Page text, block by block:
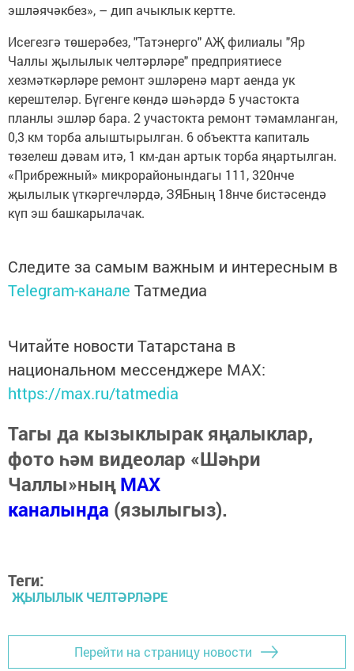
эшләячәкбез», – дип ачыклык кертте.
Исегезгә төшерәбез, "Татэнерго" АҖ филиалы "Яр
Чаллы җылылык челтәрләре" предприятиесе
хезмәткәрләре ремонт эшләренә март аенда ук
керештеләр. Бүгенге көндә шәһәрдә 5 участокта
планлы эшләр бара. 2 участокта ремонт тәмамланган,
0,3 км торба алыштырылган. 6 объектта капиталь
төзелеш дәвам итә, 1 км-дан артык торба яңартылган.
«Прибрежный» микрорайонындагы 111, 320нче
җылылык үткәргечләрдә, ЗЯБның 18нче бистәсендә
күп эш башкарылачак.
Следите за самым важным и интересным в
Telegram-канале Татмедиа
Читайте новости Татарстана в
национальном мессенджере MАХ:
https://max.ru/tatmedia
Тагы да кызыклырак яңалыклар,
фото һәм видеолар «Шәһри
Чаллы»ныңMAX
каналында (язылыгыз).
Теги:
ҖЫЛЫЛЫК ЧЕЛТӘРЛӘРЕ
Перейти на страницу новости